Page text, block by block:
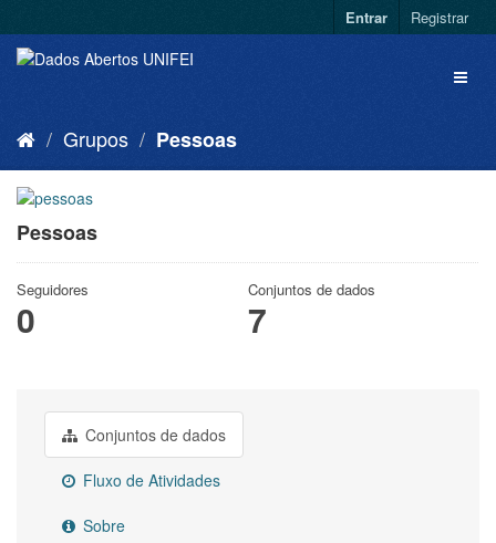
Entrar Registrar
Grupos Pessoas
Pessoas
Seguidores
0
Conjuntos de dados
7
Conjuntos de dados
Fluxo de Atividades
Sobre